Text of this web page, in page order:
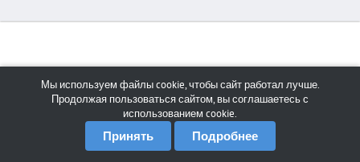
Мы используем файлы cookie, чтобы сайт работал лучше.
Продолжая пользоваться сайтом, вы соглашаетесь с
использованием cookie.
Принять Подробнее